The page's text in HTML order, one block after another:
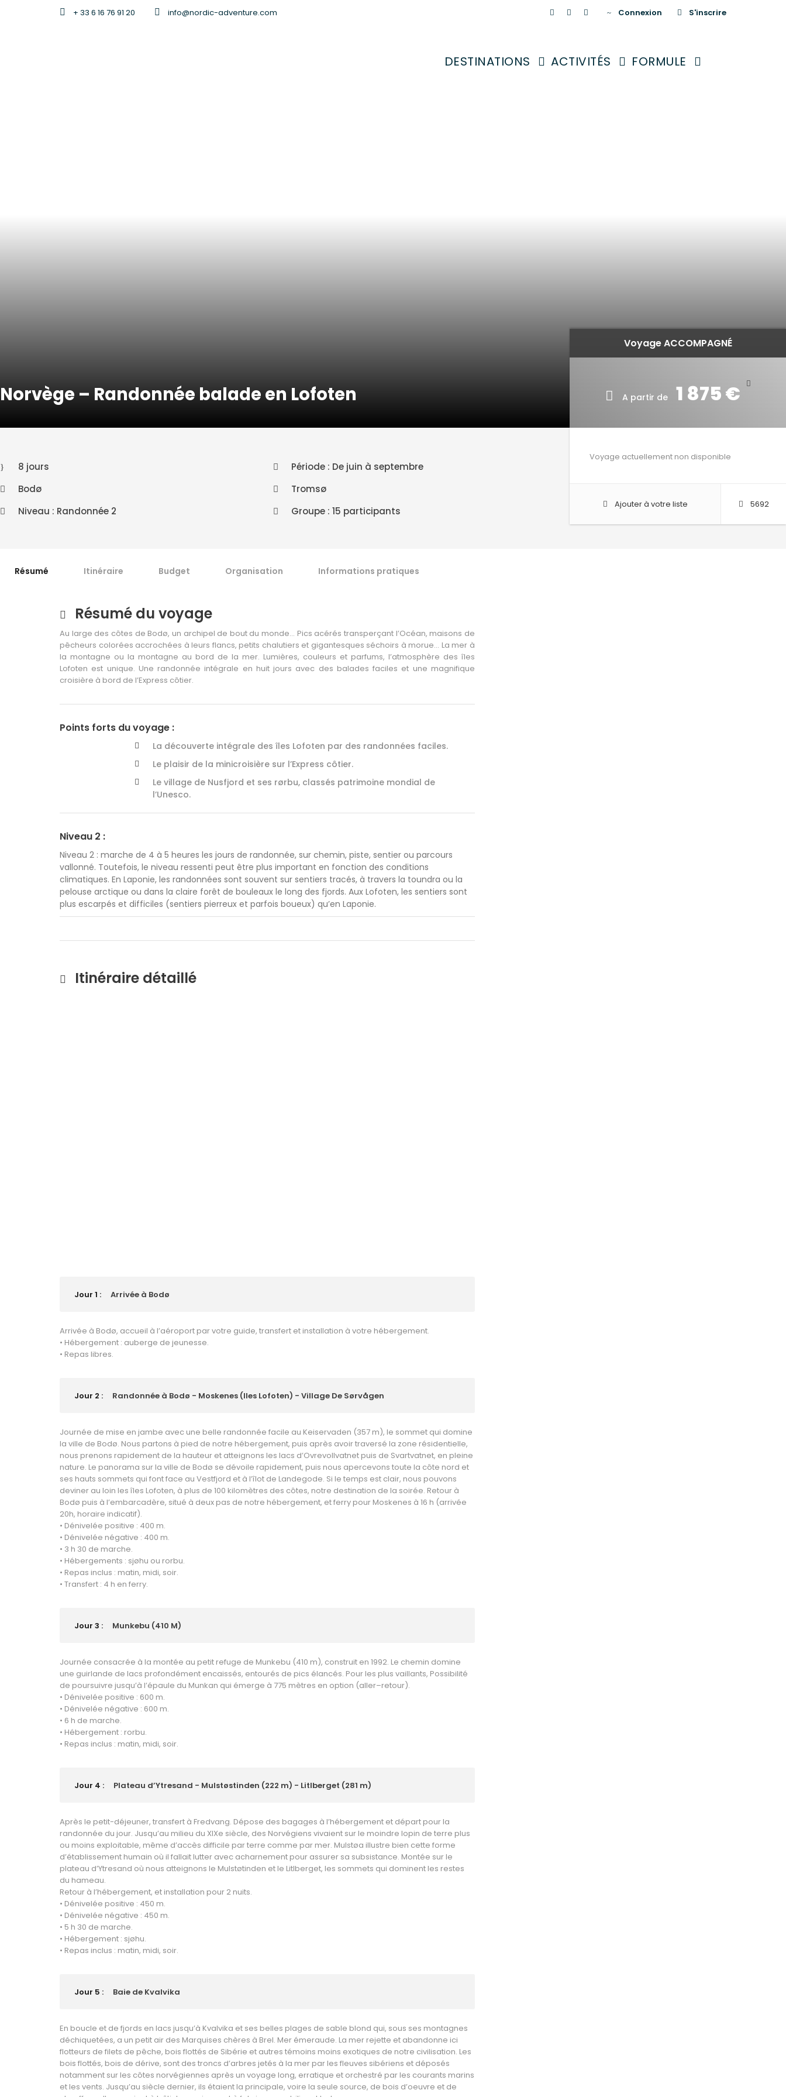
+ 33 6 16 76 91 20 info@nordic-adventure.com Connexion S'inscrire
DESTINATIONS ACTIVITÉS FORMULE
Norvège – Randonnée balade en Lofoten
Voyage ACCOMPAGNÉ
A partir de 1 875 €
Voyage actuellement non disponible
Ajouter à votre liste 5692
8 jours
Période : De juin à septembre
Bodø
Tromsø
Niveau : Randonnée 2
Groupe : 15 participants
Résumé Itinéraire Budget Organisation Informations pratiques
Résumé du voyage
Au large des côtes de Bodø, un archipel de bout du monde… Pics acérés transperçant l’Océan, maisons de
pêcheurs colorées accrochées à leurs flancs, petits chalutiers et gigantesques séchoirs à morue… La mer à
la montagne ou la montagne au bord de la mer. Lumières, couleurs et parfums, l’atmosphère des îles
Lofoten est unique. Une randonnée intégrale en huit jours avec des balades faciles et une magnifique
croisière à bord de l’Express côtier.
Points forts du voyage :
La découverte intégrale des îles Lofoten par des randonnées faciles.
Le plaisir de la minicroisière sur l’Express côtier.
Le village de Nusfjord et ses rørbu, classés patrimoine mondial de
l’Unesco.
Niveau 2 :
Niveau 2 : marche de 4 à 5 heures les jours de randonnée, sur chemin, piste, sentier ou parcours
vallonné. Toutefois, le niveau ressenti peut être plus important en fonction des conditions
climatiques. En Laponie, les randonnées sont souvent sur sentiers tracés, à travers la toundra ou la
pelouse arctique ou dans la claire forêt de bouleaux le long des fjords. Aux Lofoten, les sentiers sont
plus escarpés et difficiles (sentiers pierreux et parfois boueux) qu’en Laponie.
Itinéraire détaillé
Jour 1 : Arrivée à Bodø
Arrivée à Bodø, accueil à l’aéroport par votre guide, transfert et installation à votre hébergement.
• Hébergement : auberge de jeunesse.
• Repas libres.
Jour 2 : Randonnée à Bodø - Moskenes (Iles Lofoten) - Village De Sørvågen
Journée de mise en jambe avec une belle randonnée facile au Keiservaden (357 m), le sommet qui domine
la ville de Bodø. Nous partons à pied de notre hébergement, puis après avoir traversé la zone résidentielle,
nous prenons rapidement de la hauteur et atteignons les lacs d’Ovrevollvatnet puis de Svartvatnet, en pleine
nature. Le panorama sur la ville de Bodø se dévoile rapidement, puis nous apercevons toute la côte nord et
ses hauts sommets qui font face au Vestfjord et à l’îlot de Landegode. Si le temps est clair, nous pouvons
deviner au loin les îles Lofoten, à plus de 100 kilomètres des côtes, notre destination de la soirée. Retour à
Bodø puis à l’embarcadère, situé à deux pas de notre hébergement, et ferry pour Moskenes à 16 h (arrivée
20h, horaire indicatif).
• Dénivelée positive : 400 m.
• Dénivelée négative : 400 m.
• 3 h 30 de marche.
• Hébergements : sjøhu ou rorbu.
• Repas inclus : matin, midi, soir.
• Transfert : 4 h en ferry.
Jour 3 : Munkebu (410 M)
Journée consacrée à la montée au petit refuge de Munkebu (410 m), construit en 1992. Le chemin domine
une guirlande de lacs profondément encaissés, entourés de pics élancés. Pour les plus vaillants, Possibilité
de poursuivre jusqu’à l’épaule du Munkan qui émerge à 775 mètres en option (aller–retour).
• Dénivelée positive : 600 m.
• Dénivelée négative : 600 m.
• 6 h de marche.
• Hébergement : rorbu.
• Repas inclus : matin, midi, soir.
Jour 4 : Plateau d’Ytresand - Mulstøstinden (222 m) - Litlberget (281 m)
Après le petit-déjeuner, transfert à Fredvang. Dépose des bagages à l’hébergement et départ pour la
randonnée du jour. Jusqu’au milieu du XIXe siècle, des Norvégiens vivaient sur le moindre lopin de terre plus
ou moins exploitable, même d’accès difficile par terre comme par mer. Mulstøa illustre bien cette forme
d’établissement humain où il fallait lutter avec acharnement pour assurer sa subsistance. Montée sur le
plateau d’Ytresand où nous atteignons le Mulstøtinden et le Litlberget, les sommets qui dominent les restes
du hameau.
Retour à l’hébergement, et installation pour 2 nuits.
• Dénivelée positive : 450 m.
• Dénivelée négative : 450 m.
• 5 h 30 de marche.
• Hébergement : sjøhu.
• Repas inclus : matin, midi, soir.
Jour 5 : Baie de Kvalvika
En boucle et de fjords en lacs jusqu’à Kvalvika et ses belles plages de sable blond qui, sous ses montagnes
déchiquetées, a un petit air des Marquises chères à Brel. Mer émeraude. La mer rejette et abandonne ici
flotteurs de filets de pêche, bois flottés de Sibérie et autres témoins moins exotiques de notre civilisation. Les
bois flottés, bois de dérive, sont des troncs d’arbres jetés à la mer par les fleuves sibériens et déposés
notamment sur les côtes norvégiennes après un voyage long, erratique et orchestré par les courants marins
et les vents. Jusqu’au siècle dernier, ils étaient la principale, voire la seule source, de bois d’oeuvre et de